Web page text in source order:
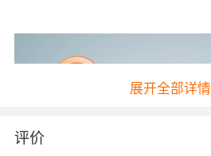
展开全部详情
评价